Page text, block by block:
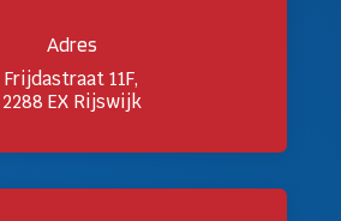
Adres
Frijdastraat 11F,
2288 EX Rijswijk